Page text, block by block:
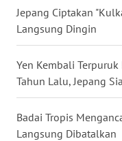
Jepang Ciptakan
Langsung Dingin
Yen Kembali
Tahun Lalu, Jepang
Badai Tropis
Langsung Dibatalkan
WN
BENGKULU
LAMPUNG
JATENG